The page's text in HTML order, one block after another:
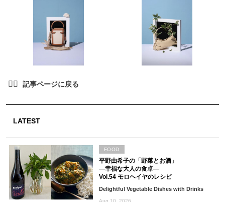
LATEST
平野由希子の「野菜とお酒」
―幸福な大人の食卓―
Vol.54 モロヘイヤのレシピ
Delightful Vegetable Dishes with Drinks
FOOD